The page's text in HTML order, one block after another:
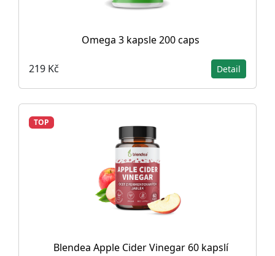
Omega 3 kapsle 200 caps
219 Kč Detail
TOP
Blendea Apple Cider Vinegar 60 kapslí